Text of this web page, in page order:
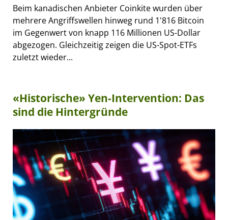
Beim kanadischen Anbieter Coinkite wurden über
mehrere Angriffswellen hinweg rund 1'816 Bitcoin
im Gegenwert von knapp 116 Millionen US-Dollar
abgezogen. Gleichzeitig zeigen die US-Spot-ETFs
zuletzt wieder...
«Historische» Yen-Intervention: Das
sind die Hintergründe